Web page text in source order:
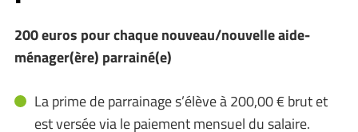
200 euros pour chaque nouveau/nouvelle aide-
ménager(ère) parrainé(e)
La prime de parrainage s’élève à 200,00 € brut et
est versée via le paiement mensuel du salaire.